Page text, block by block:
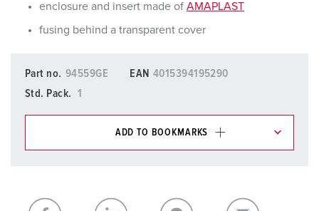
enclosure and insert made of AMAPLAST
fusing behind a transparent cover
Part no. 94559GE EAN 4015394195290
Std. Pack.
1
ADD TO BOOKMARKS
My list ADD